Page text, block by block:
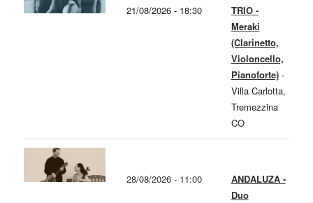
21/08/2026 - 18:30
TRIO -
Meraki
(Clarinetto,
Violoncello,
Pianoforte)-
Villa Carlotta,
Tremezzina
CO
28/08/2026 - 11:00
ANDALUZA -
Duo